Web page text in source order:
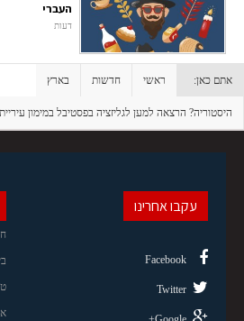
העברי
דעות
אתם כאן: ראשי חדשות בארץ
היסטוריה? הרצאה למען לגליזציה בפסטיבל במימון
עקבו אחרינו
Facebook
Twitter